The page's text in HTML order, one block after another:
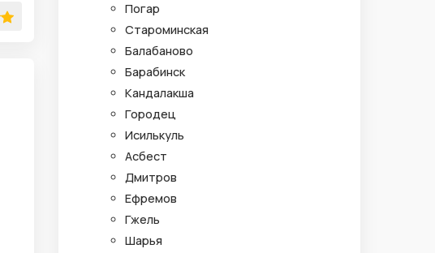
Погар
Староминская
Балабаново
Барабинск
Кандалакша
Городец
Исилькуль
Асбест
Дмитров
Ефремов
Гжель
Шарья